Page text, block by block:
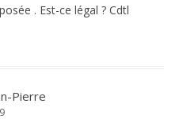
. Est-ce légal ? Cdtl
Pierre